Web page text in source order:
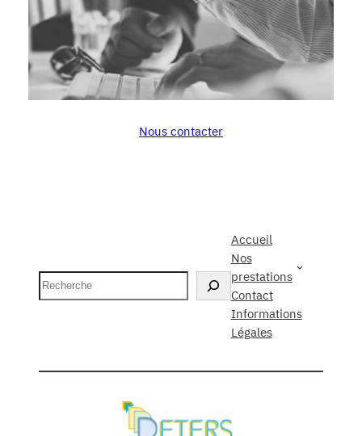
Nous contacter
Recherche
Accueil
Nos
prestations
Contact
Informations
Légales